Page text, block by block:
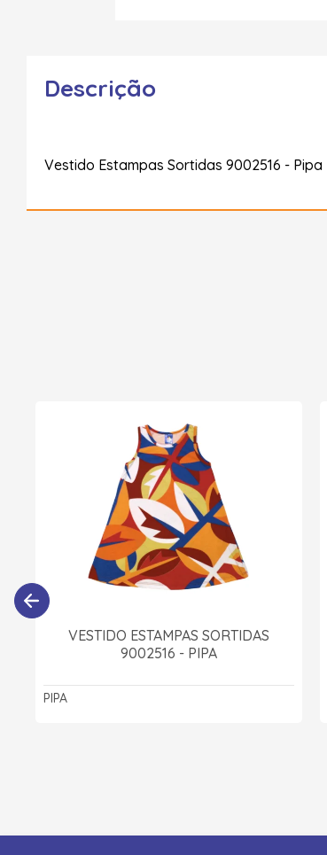
Descrição
Vestido Estampas Sortidas 9002516 - Pipa
VESTIDO ESTAMPAS SORTIDAS
9002516 - PIPA
PIPA